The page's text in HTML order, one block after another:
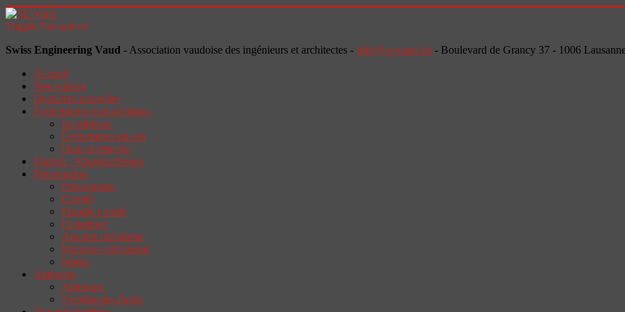
Toggle Navigation
Swiss Engineering Vaud - Association vaudoise des ingénieurs et architectes - info@se-vaud.ch - Boulevard de Grancy 37 - 1006
Accueil
Nos valeurs
Dernières nouvelles
Événements et inscriptions
Inscriptions
Événements passés
Dates à réserver
Matilda : Matériauthèque
Présentation
Présentation
Comité
Mandat comité
Historique
Anciens présidents
Membres d'honneur
Statuts
Antennes
Antennes
Yverdon-les-Bains